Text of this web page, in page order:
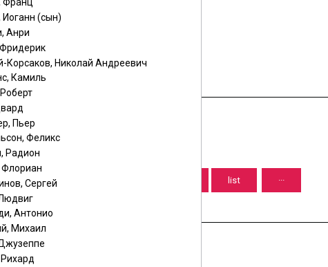
Иоганн (сын)
Анри
Корсаков, Николай Андреевич
Камиль
Пьер
Феликс
Радион
Флориан
Сергей
Антонио
Михаил